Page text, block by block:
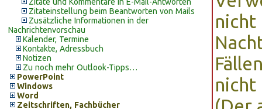
Zitateinstellung beim Beantworten von Mails
Zusätzliche Informationen in der
Nachrichtenvorschau
Kalender, Termine
Kontakte, Adressbuch
Notizen
Zu noch mehr Outlook-Tipps…
PowerPoint
Windows
Word
Zeitschriften, Fachbücher
nicht
nicht